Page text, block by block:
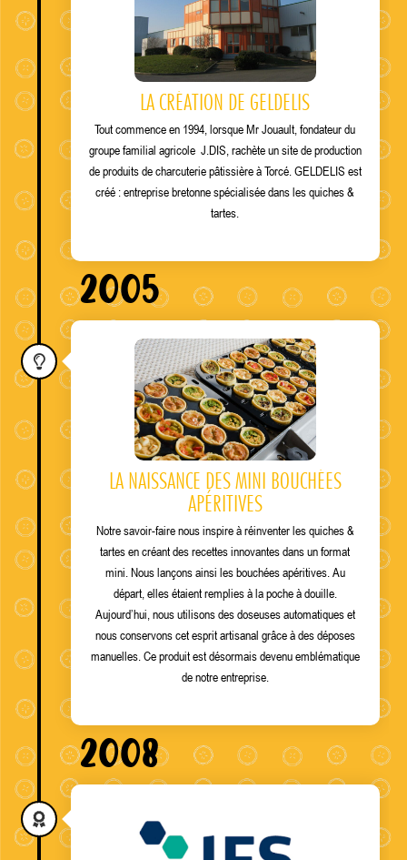
LA CRÉATION DE GELDELIS
Tout commence en 1994, lorsque Mr Jouault, fondateur du
groupe familial agricole J.DIS, rachète un site de production
de produits de charcuterie pâtissière à Torcé. GELDELIS est
créé : entreprise bretonne spécialisée dans les quiches &
tartes.
2005
LA NAISSANCE DES MINI BOUCHÉES
APÉRITIVES
Notre savoir-faire nous inspire à réinventer les quiches &
tartes en créant des recettes innovantes dans un format
mini. Nous lançons ainsi les bouchées apéritives. Au
départ, elles étaient remplies à la poche à douille.
Aujourd’hui, nous utilisons des doseuses automatiques et
nous conservons cet esprit artisanal grâce à des déposes
manuelles. Ce produit est désormais devenu emblématique
de notre entreprise.
2008